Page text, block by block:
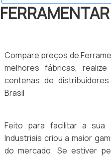
Compare preços de
melhores fábricas,
centenas de
Brasil
Feito para facilitar a sua
Industriais criou a maior
do mercado. Se estiver